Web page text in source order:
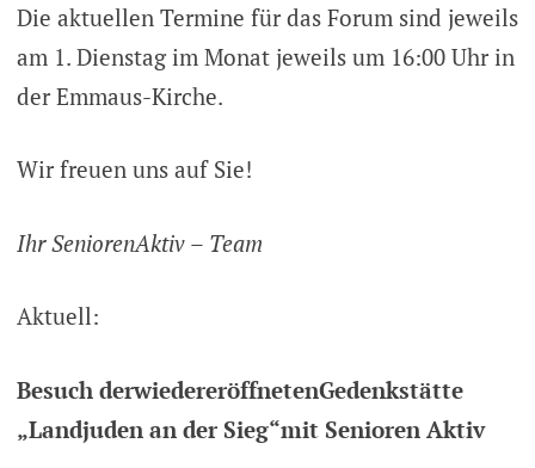
Die aktuellen Termine für das Forum sind jeweils
am 1. Dienstag im Monat jeweils um 16:00 Uhr in
der Emmaus-Kirche.
Wir freuen uns auf Sie!
Ihr SeniorenAktiv – Team
Aktuell:
Besuch derwiedereröffnetenGedenkstätte
„Landjuden an der Sieg“mit Senioren Aktiv